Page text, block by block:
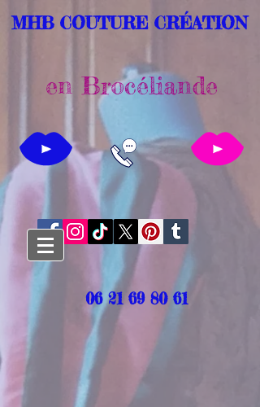
MHB COUTURE CRÉATION
en Brocéliande
06 21 69 80 61